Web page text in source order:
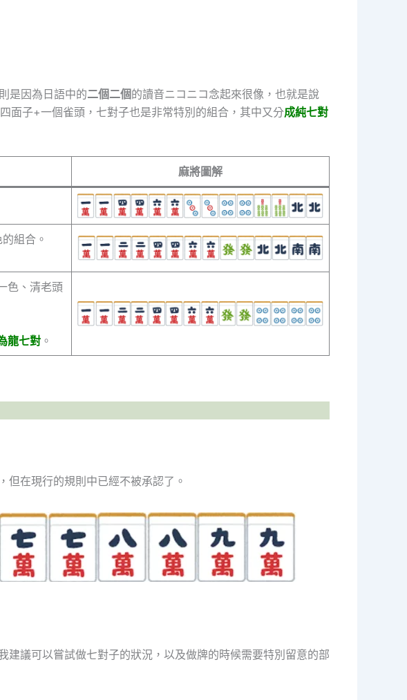
是因為日語中的二個二個的讀音ニコニコ念起來很像，也就是說
面子+一個雀頭，七對子也是非常特別的組合，其中又分成純七對
麻將圖解
組合。
色、清老頭
龍七對 。
但在現行的規則中已經不被承認了。
議可以嘗試做七對子的狀況，以及做牌的時候需要特別留意的部